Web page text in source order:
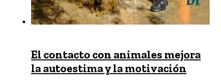
El contacto con animales mejora
la autoestima y la motivación